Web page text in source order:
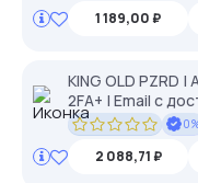
1 189,00 ₽
KING OLD PZRD
2FA+ | Email с
2 088,71 ₽